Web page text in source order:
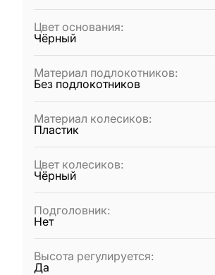
Цвет основания:
Чёрный
Материал подлокотников:
Без подлокотников
Материал колесиков:
Пластик
Цвет колесиков:
Чёрный
Подголовник:
Нет
Высота регулируется:
Да